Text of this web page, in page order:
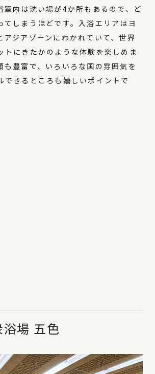
室内は洗い場が4か所もあるので、ど
てしまうほどです。入浴エリアはヨ
アジアゾーンにわかれていて、世界
トにきたかのような体験を楽しめま
も豊富で、いろいろな国の雰囲気を
できるところも嬉しいポイントで
場 五色